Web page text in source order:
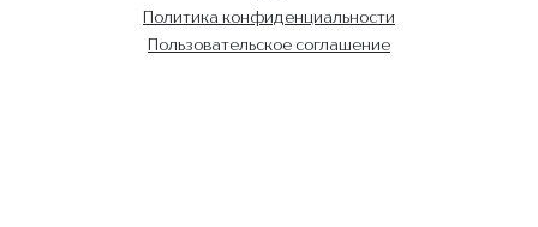
Политика конфиденциальности
Пользовательское соглашение